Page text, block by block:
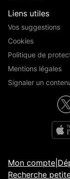
Liens utiles
Vos suggestions
Cookies
Politique de
Mentions légales
Signaler un
Mon compte
Recherche